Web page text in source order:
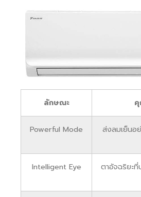
ลักษณะ
Powerful Mode
ส่งลมเย็นอ
Intelligent Eye
ตาอัจฉริยะ